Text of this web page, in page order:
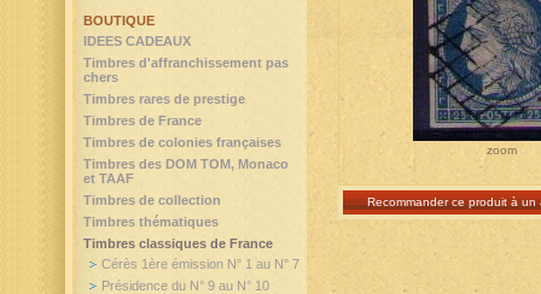
zoom
Recommander ce produit à un
BOUTIQUE
IDEES CADEAUX
Timbres d'affranchissement pas
chers
Timbres rares de prestige
Timbres de France
Timbres de colonies françaises
Timbres des DOM TOM, Monaco
et TAAF
Timbres de collection
Timbres thématiques
Timbres classiques de France
Cérès 1ère émission N° 1 au N° 7
Présidence du N° 9 au N° 10